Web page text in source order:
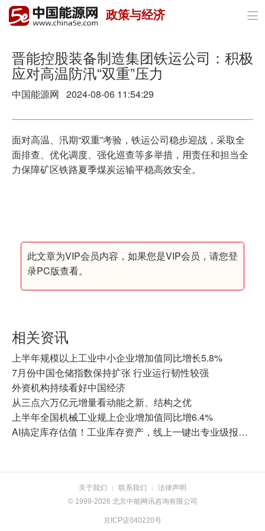
首页
政策与经济
油气
电力
新能源
政策与经济 
晋能控股装备制造集团铁运公司：积极
应对高温防汛“双重”压力
中国能源网 2024-08-06 11:54:29
面对高温、汛期“双重”考验，铁运公司稳步迎战，采取全
面排查、优化调度、强化巡查等多举措，用责任和担当全
力保障矿区铁路夏季煤炭运输平稳高效安全。
此文章为VIP会员内容，如果您是VIP会员，请您登
录PC版查看。
相关资讯
上半年规模以上工业中小企业增加值同比增长5.8%
7月份中国仓储指数保持扩张 行业运行韧性较强
外资机构持续看好中国经济
从三点六万亿元增量看动能之新、结构之优
上半年全国机械工业规上企业增加值同比增6.4%
AI搞定库存估值！工业库存资产，线上一键出专业级报告！
关于我们 | 联系我们 |
法律声明
© 1999-2026 北京中能网讯咨询有限公司
京ICP证040220号